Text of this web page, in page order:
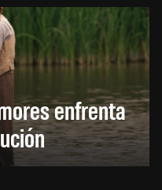
enfrenta